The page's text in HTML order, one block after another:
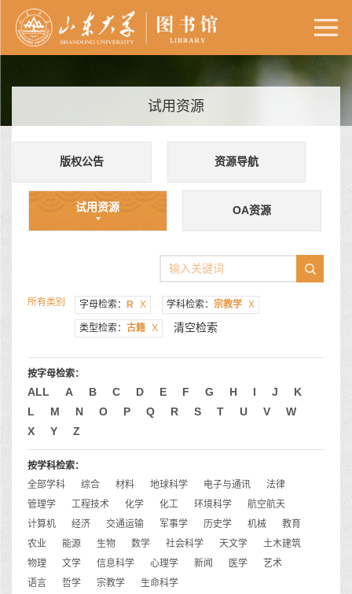
试用资源
版权公告 资源导航
试用资源 OA资源
所有类别 字母检索： R X 学科检索： 宗教学 X
类型检索： 古籍 X 清空检索
按字母检索：
ALL A B C D E F G H I J
K
L
M N O P Q R S T U V
W
X
Y Z
按学科检索：
全部学科
综合 材料 地球科学 电子与通讯
法律
管理学
工程技术 化学 化工 环境科学
航空航天
计算机
经济 交通运输 军事学 历史学 机械
教育
农业
能源 生物 数学 社会科学 天文学
土木建筑
物理
文学 信息科学 心理学 新闻 医学
艺术
语言
哲学 宗教学 生命科学